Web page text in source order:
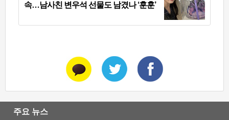
속…남사친 변우석 선물도 남겼나 ‘훈훈’
주요 뉴스